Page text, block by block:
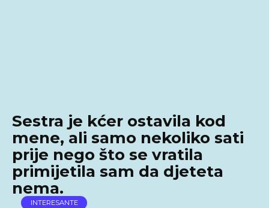
Sestra je kćer ostavila kod
mene, ali samo nekoliko sati
prije nego što se vratila
primijetila sam da djeteta
nema.
INTERESANTE